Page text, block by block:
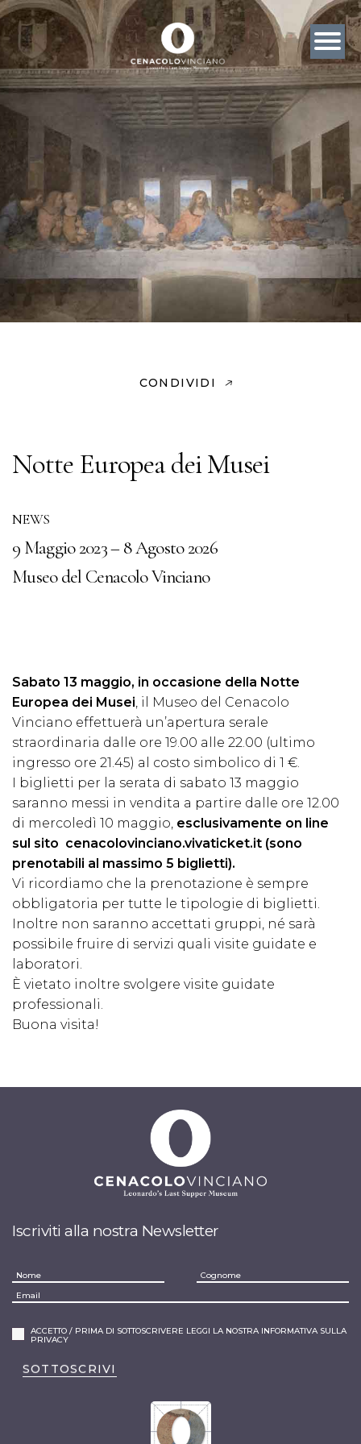
CONDIVIDI
Notte Europea dei Musei
NEWS
9 Maggio 2023 – 8 Agosto 2026
Museo del Cenacolo Vinciano
Sabato 13 maggio, in occasione della Notte
Europea dei Musei, il Museo del Cenacolo
Vinciano effettuerà un’apertura serale
straordinaria dalle ore 19.00 alle 22.00 (ultimo
ingresso ore 21.45) al costo simbolico di 1 €.
I biglietti per la serata di sabato 13 maggio
saranno messi in vendita a partire dalle ore 12.00
di mercoledì 10 maggio, esclusivamente on line
sul sito cenacolovinciano.vivaticket.it (sono
prenotabili al massimo 5 biglietti).
Vi ricordiamo che la prenotazione è sempre
obbligatoria per tutte le tipologie di biglietti.
Inoltre non saranno accettati gruppi, né sarà
possibile fruire di servizi quali visite guidate e
laboratori.
È vietato inoltre svolgere visite guidate
professionali.
Buona visita!
Iscriviti alla nostra Newsletter
ACCETTO / PRIMA DI SOTTOSCRIVERE LEGGI LA NOSTRA INFORMATIVA SULLA
PRIVACY
SOTTOSCRIVI